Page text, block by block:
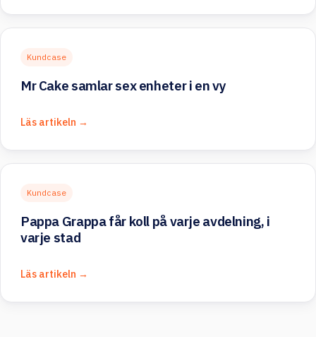
Kundcase
Mr Cake samlar sex enheter i en vy
Läs artikeln →
Kundcase
Pappa Grappa får koll på varje avdelning, i
varje stad
Läs artikeln →